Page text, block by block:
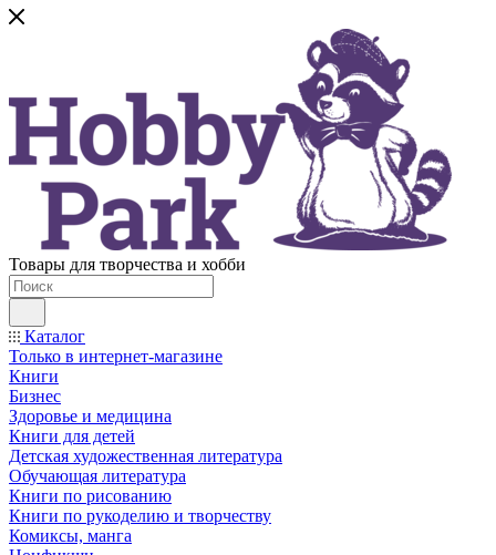
Товары для творчества и хобби
Каталог
Только в интернет-магазине
Книги
Бизнес
Здоровье и медицина
Книги для детей
Детская художественная литература
Обучающая литература
Книги по рисованию
Книги по рукоделию и творчеству
Комиксы, манга